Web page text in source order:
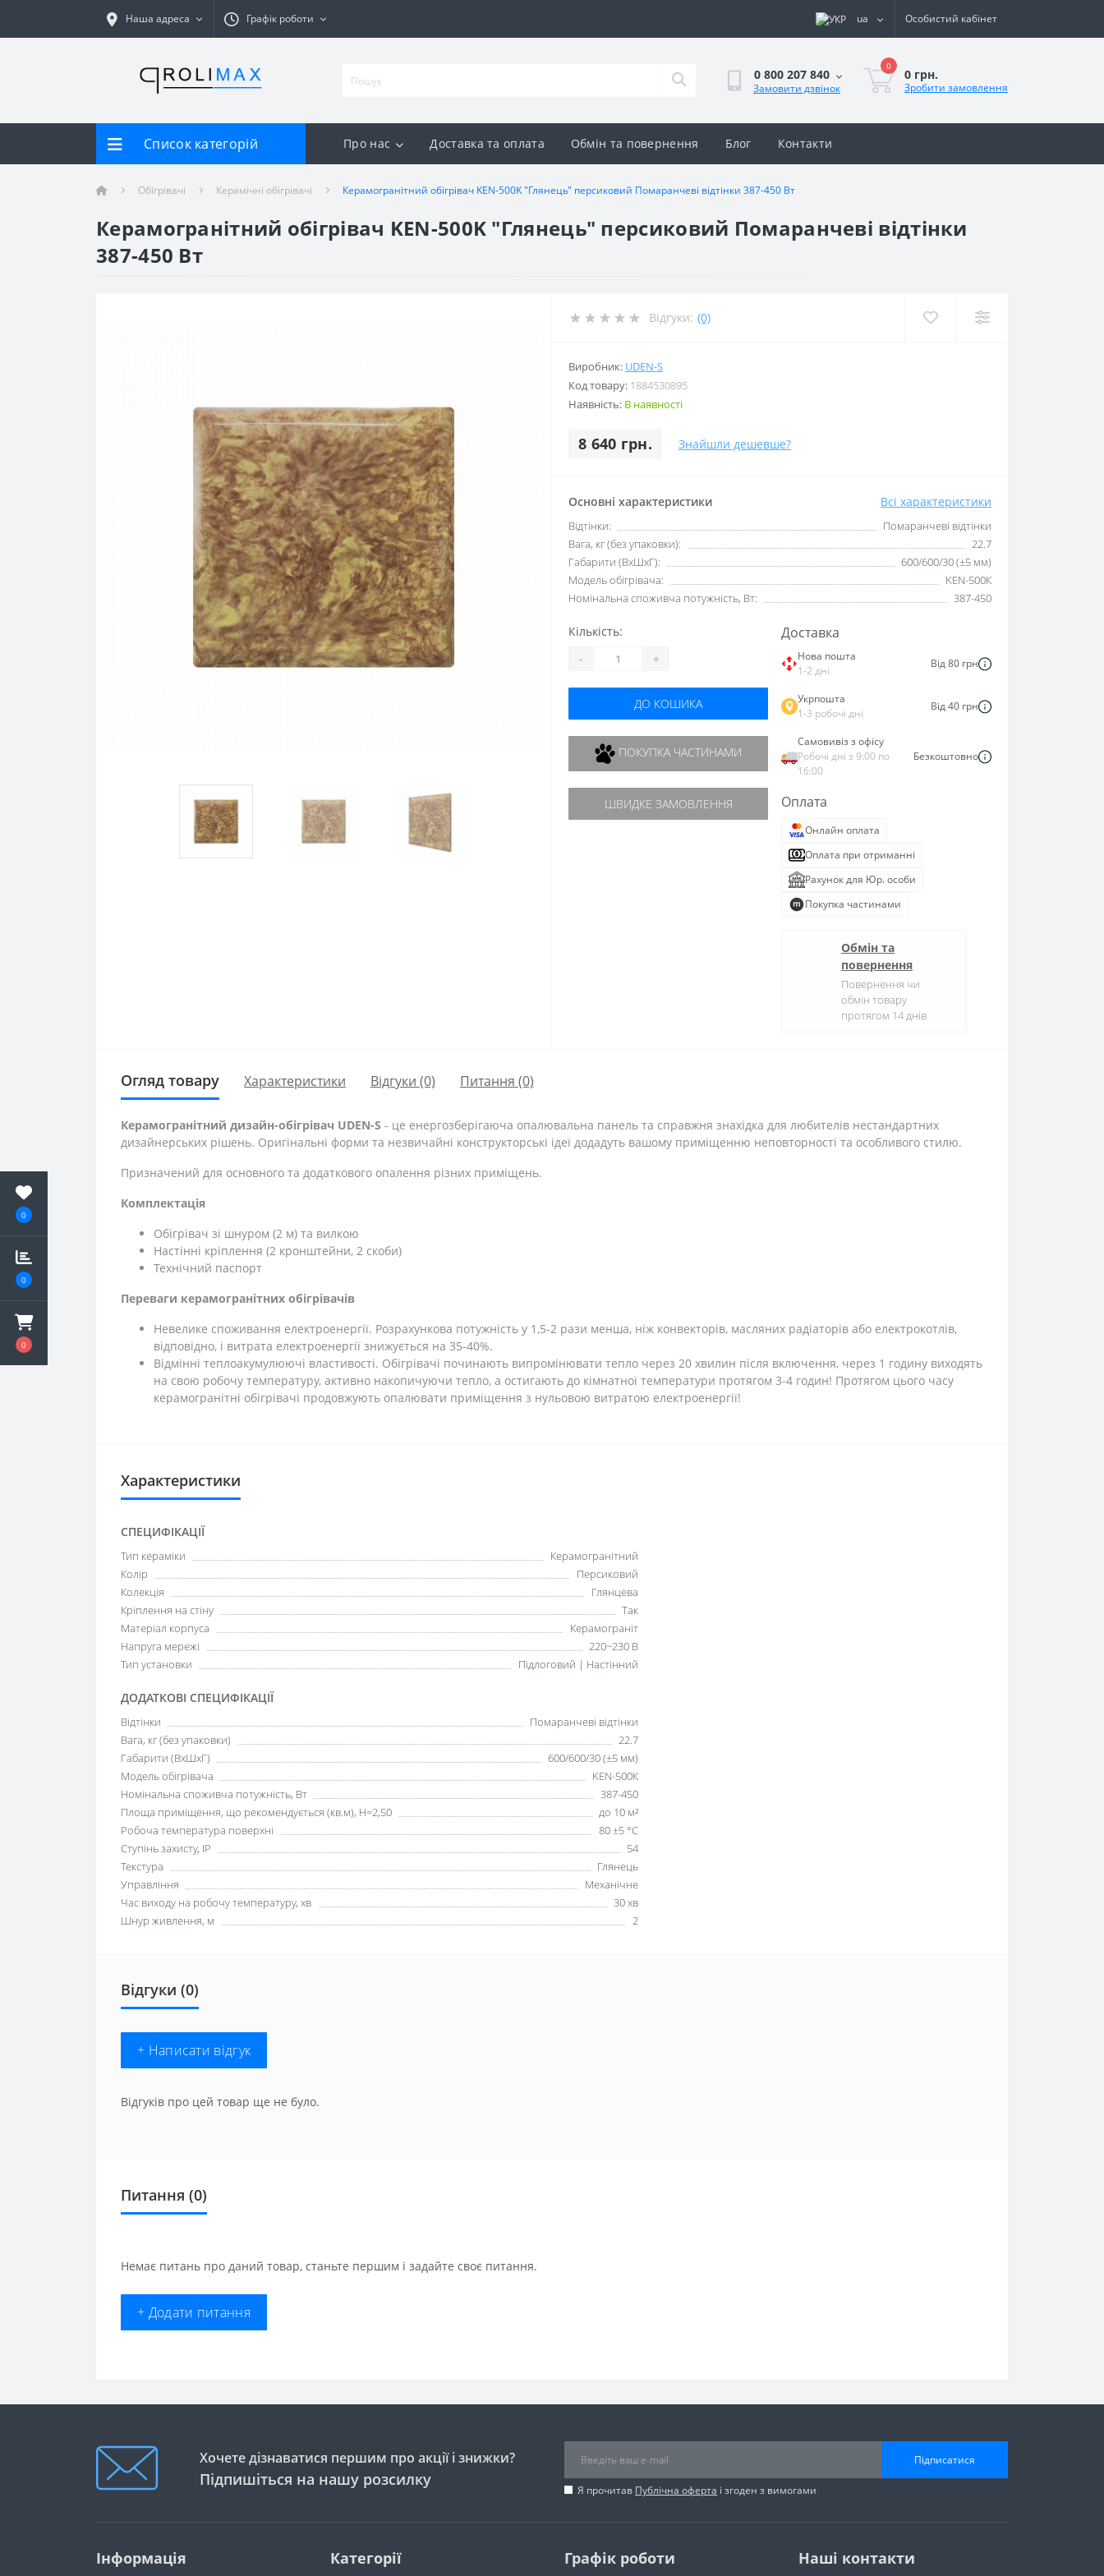
0
0
0
Наша адреса Графік роботи ua Особистий кабінет
0 800 207 840
Замовити дзвінок
0
0 грн.
Зробити замовлення
Список категорій Про нас Доставка та оплата Обмін та повернення Блог Контакти
Обігрівачі Керамічні обігрівачі Керамогранітний обігрівач KEN-500K "Глянець" персиковий Помаранчеві відтінки 387-450 Вт
Керамогранітний обігрівач KEN-500K "Глянець" персиковий Помаранчеві відтінки
387-450 Вт
Відгуки: (0)
Виробник: UDEN-S
Код товару: 1884530895
Наявність: В наявності
8 640 грн. Знайшли дешевше?
Основні характеристики Всі характеристики
Відтінки:
Помаранчеві відтінки
Вага, кг (без упаковки):
22.7
Габарити (ВхШхГ):
600/600/30 (±5 мм)
Модель обігрівача:
KEN-500К
Номінальна споживча потужність, Вт:
387-450
Кількість:
- +
ДО КОШИКА
ПОКУПКА ЧАСТИНАМИ
ШВИДКЕ ЗАМОВЛЕННЯ
Доставка
Нова пошта
1-2 дні
Від 80 грн
Укрпошта
1-3 робочі дні
Від 40 грн
Самовивіз з офісу
Робочі дні з 9:00 по
16:00
Безкоштовно
Оплата
Онлайн оплата
Оплата при отриманні
Рахунок для Юр. особи
Покупка частинами
Обмін та
повернення
Повернення чи
обмін товару
протягом 14 днів
Огляд товару Характеристики Відгуки (0) Питання (0)
Керамогранітний дизайн-обігрівач UDEN-S - це енергозберігаюча опалювальна панель та справжня знахідка для любителів нестандартних
дизайнерських рішень. Оригінальні форми та незвичайні конструкторські ідеї додадуть вашому приміщенню неповторності та особливого стилю.
Призначений для основного та додаткового опалення різних приміщень.
Комплектація
Обігрівач зі шнуром (2 м) та вилкою
Настінні кріплення (2 кронштейни, 2 скоби)
Технічний паспорт
Переваги керамогранітних обігрівачів
Невелике споживання електроенергії. Розрахункова потужність у 1,5-2 рази менша, ніж конвекторів, масляних радіаторів або електрокотлів,
відповідно, і витрата електроенергії знижується на 35-40%.
Відмінні теплоакумулюючі властивості. Обігрівачі починають випромінювати тепло через 20 хвилин після включення, через 1 годину виходять
на свою робочу температуру, активно накопичуючи тепло, а остигають до кімнатної температури протягом 3-4 годин! Протягом цього часу
керамогранітні обігрівачі продовжують опалювати приміщення з нульовою витратою електроенергії!
Характеристики
СПЕЦИФІКАЦІЇ
Тип кераміки
Керамогранітний
Колір
Персиковий
Колекція
Глянцева
Кріплення на стіну
Так
Матеріал корпуса
Керамограніт
Напруга мережі
220~230 В
Тип установки
Підлоговий | Настінний
ДОДАТКОВІ СПЕЦИФІКАЦІЇ
Відтінки
Помаранчеві відтінки
Вага, кг (без упаковки)
22.7
Габарити (ВхШхГ)
600/600/30 (±5 мм)
Модель обігрівача
KEN-500К
Номінальна споживча потужність, Вт
387-450
Площа приміщення, що рекомендується (кв.м), H=2,50
до 10 м²
Робоча температура поверхні
80 ±5 °С
Ступінь захисту, IP
54
Текстура
Глянець
Управління
Механічне
Час виходу на робочу температуру, хв
30 хв
Шнур живлення, м
2
Відгуки (0)
+ Написати відгук
Відгуків про цей товар ще не було.
Питання (0)
Немає питань про даний товар, станьте першим і задайте своє питання.
+ Додати питання
Хочете дізнаватися першим про акції і знижки?
Підпишіться на нашу розсилку
Підписатися
Я прочитав Публічна оферта і згоден з вимогами
Інформація Категорії Графік роботи Наші контакти